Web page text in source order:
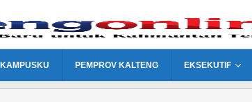
KAMPUSKU PEMPROV KALTENG EKSEKUTIF